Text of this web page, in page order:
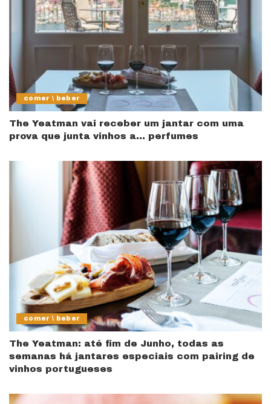
comer \ beber
The Yeatman vai receber um jantar com uma
prova que junta vinhos a… perfumes
comer \ beber
The Yeatman: até fim de Junho, todas as
semanas há jantares especiais com pairing de
vinhos portugueses